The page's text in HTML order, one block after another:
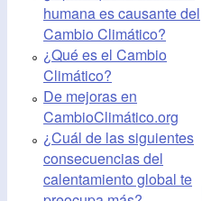
humana es causante del
Cambio Climático?
¿Qué es el Cambio
Climático?
De mejoras en
CambioClimático.org
¿Cuál de las siguientes
consecuencias del
calentamiento global te